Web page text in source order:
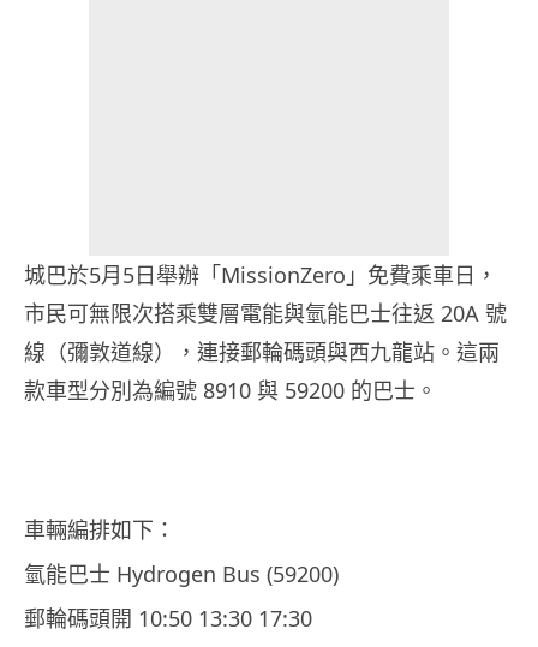
城巴於5月5日舉辦「MissionZero」免費乘車日，
市民可無限次搭乘雙層電能與氫能巴士往返 20A 號
線（彌敦道線），連接郵輪碼頭與西九龍站。這兩
款車型分別為編號 8910 與 59200 的巴士。
車輛編排如下：
氫能巴士 Hydrogen Bus (59200)
郵輪碼頭開 10:50 13:30 17:30